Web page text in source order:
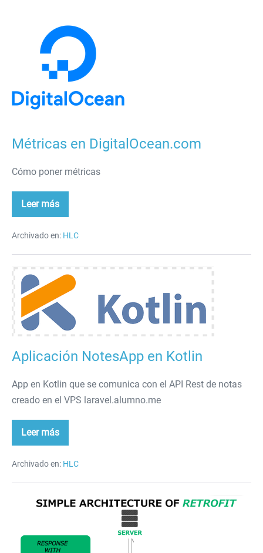
DigitalOcean.com
Métricas en DigitalOcean.com
Cómo poner métricas
Leer más
Métricas
en
Archivado en: HLC
Aplicación
NotesApp
en
Kotlin
Aplicación NotesApp en Kotlin
App en Kotlin que se comunica con el API Rest de notas
creado en el VPS laravel.alumno.me
Leer másAplicación
NotesApp
Kotlin
Archivado en: HLC
Retrofit